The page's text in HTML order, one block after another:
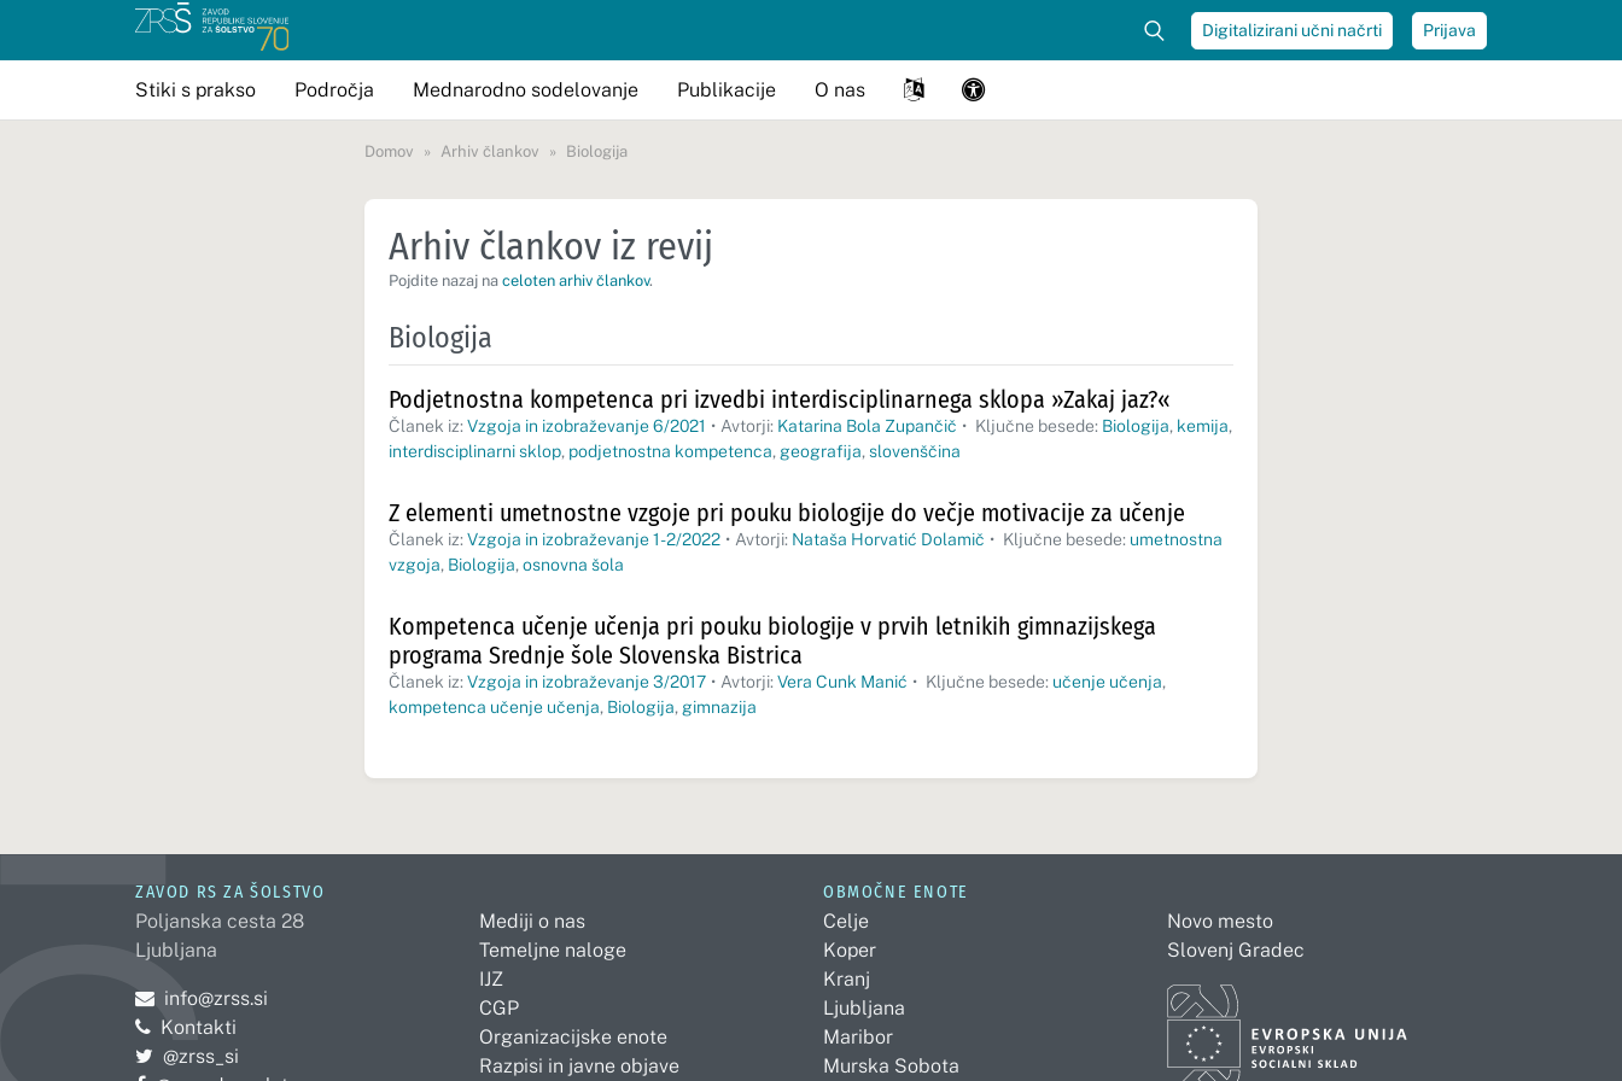
Digitalizirani učni načrti Prijava
Stiki s prakso Področja Mednarodno sodelovanje Publikacije O nas
Domov Arhiv člankov Biologija
Arhiv člankov iz revij
Pojdite nazaj na celoten arhiv člankov.
Biologija
Podjetnostna kompetenca pri izvedbi interdisciplinarnega sklopa »Zakaj jaz?«
Članek iz: Vzgoja in izobraževanje 6/2021 • Avtorji: Katarina Bola Zupančič • Ključne besede: Biologija, kemija,
interdisciplinarni sklop, podjetnostna kompetenca, geografija, slovenščina
Z elementi umetnostne vzgoje pri pouku biologije do večje motivacije za učenje
Članek iz: Vzgoja in izobraževanje 1-2/2022 • Avtorji: Nataša Horvatić Dolamič • Ključne besede: umetnostna
vzgoja, Biologija, osnovna šola
Kompetenca učenje učenja pri pouku biologije v prvih letnikih gimnazijskega
programa Srednje šole Slovenska Bistrica
Članek iz: Vzgoja in izobraževanje 3/2017 • Avtorji: Vera Cunk Manić • Ključne besede: učenje učenja,
kompetenca učenje učenja, Biologija, gimnazija
ZAVOD RS ZA ŠOLSTVO
Poljanska cesta 28
Ljubljana
Pošljite e-mail na
info@zrss.si
Kontakti
Pojdite na Twitter:
@zrss_si
Mediji o nas
Temeljne naloge
IJZ
CGP
Organizacijske enote
Razpisi in javne objave
OBMOČNE ENOTE
Celje
Koper
Kranj
Ljubljana
Maribor
Murska Sobota
Novo mesto
Slovenj Gradec